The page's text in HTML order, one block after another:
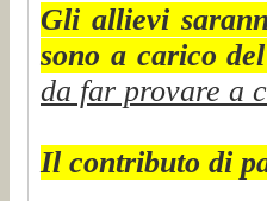
Gli allievi
sono a carico
da far provare a
Il contributo di